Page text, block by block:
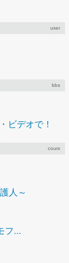
user
bbs
ビデオで！
cours
人～
フ...